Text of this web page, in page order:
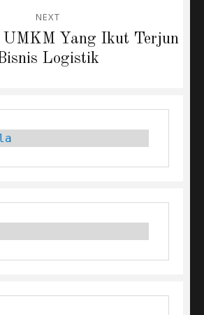
NEXT
UMKM Yang Ikut Terjun
Logistik